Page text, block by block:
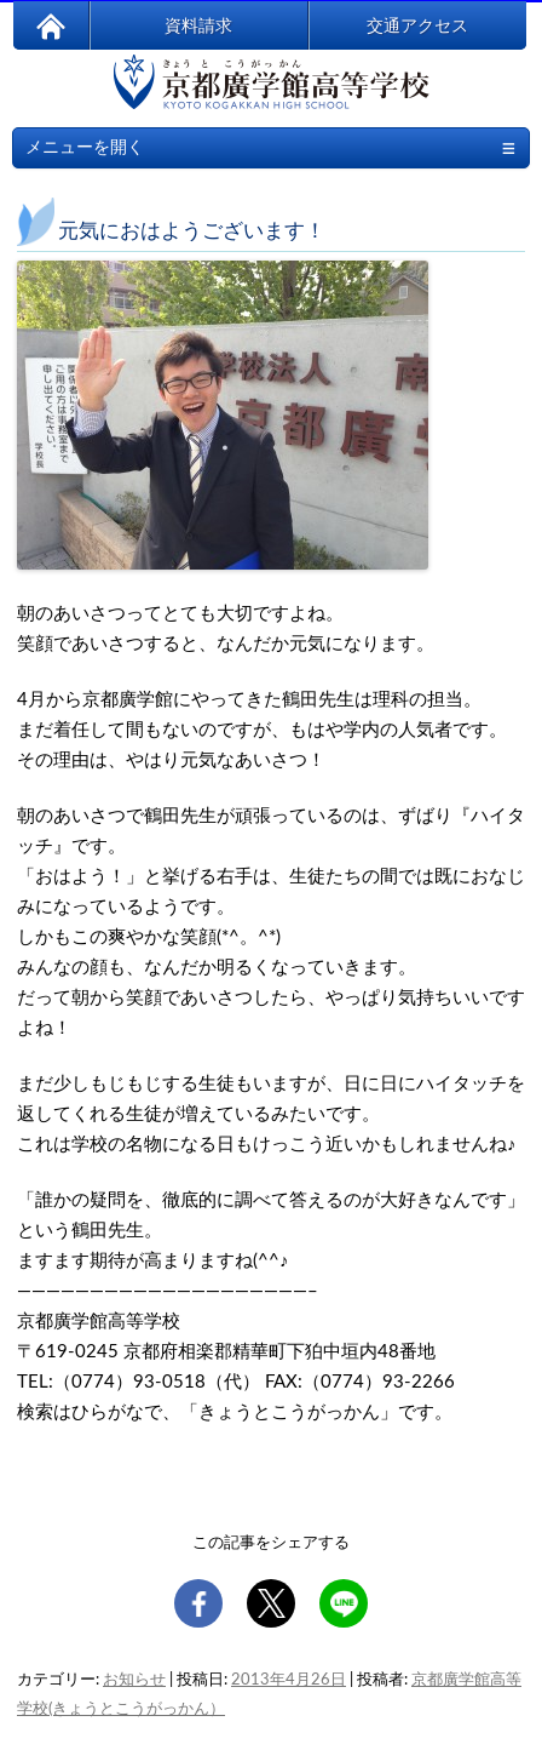
資料請求 交通アクセス
メニューを開く ≡
元気におはようございます！
朝のあいさつってとても大切ですよね。
笑顔であいさつすると、なんだか元気になります。
4月から京都廣学館にやってきた鶴田先生は理科の担当。
まだ着任して間もないのですが、もはや学内の人気者です。
その理由は、やはり元気なあいさつ！
朝のあいさつで鶴田先生が頑張っているのは、ずばり『ハイタ
ッチ』です。
「おはよう！」と挙げる右手は、生徒たちの間では既におなじ
みになっているようです。
しかもこの爽やかな笑顔(*^。^*)
みんなの顔も、なんだか明るくなっていきます。
だって朝から笑顔であいさつしたら、やっぱり気持ちいいです
よね！
まだ少しもじもじする生徒もいますが、日に日にハイタッチを
返してくれる生徒が増えているみたいです。
これは学校の名物になる日もけっこう近いかもしれませんね♪
「誰かの疑問を、徹底的に調べて答えるのが大好きなんです」
という鶴田先生。
ますます期待が高まりますね(^^♪
————————————————————–
京都廣学館高等学校
〒619-0245 京都府相楽郡精華町下狛中垣内48番地
TEL:（0774）93-0518（代） FAX:（0774）93-2266
検索はひらがなで、「きょうとこうがっかん」です。
この記事をシェアする
カテゴリー: お知らせ | 投稿日: 2013年4月26日 投稿者: 京都廣学館高等
学校(きょうとこうがっかん）